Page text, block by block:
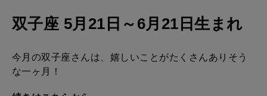
双子座 5月21日～6月21日生まれ
今月の双子座さんは、嬉しいことがたくさんありそう
な一ヶ月！